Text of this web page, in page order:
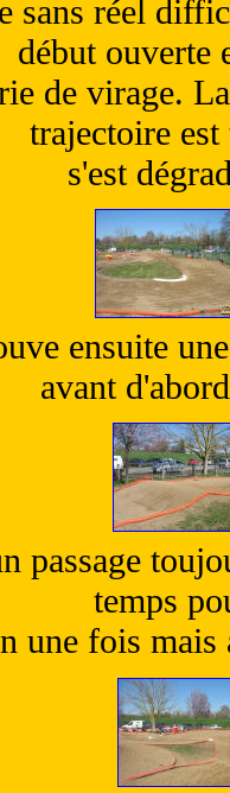
sans réel
début ouverte
de virage.
trajectoire
s'est
ensuite
avant
passage
temps
une fois mais